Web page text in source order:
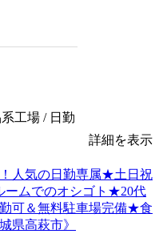
工場 / 日勤
詳細を表示